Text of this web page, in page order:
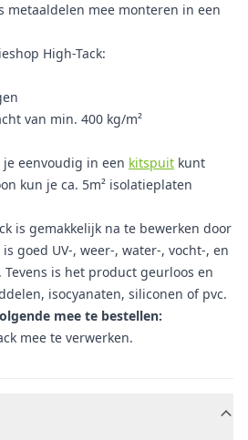
metaaldelen mee monteren in een
High-Tack:
van min. 400 kg/m²
eenvoudig in een kitspuit kunt
kun je ca. 5m² isolatieplaten
is gemakkelijk na te bewerken door
goed UV-, weer-, water-, vocht-, en
is het product geurloos en
isocyanaten, siliconen of pvc.
mee te bestellen:
mee te verwerken.